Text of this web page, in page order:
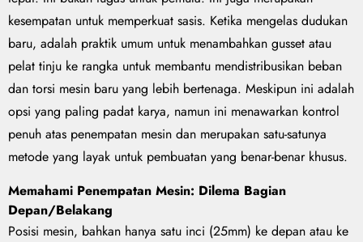
kesempatan untuk memperkuat sasis. Ketika mengelas dudukan
baru, adalah praktik umum untuk menambahkan gusset atau
pelat tinju ke rangka untuk membantu mendistribusikan beban
dan torsi mesin baru yang lebih bertenaga. Meskipun ini adalah
opsi yang paling padat karya, namun ini menawarkan kontrol
penuh atas penempatan mesin dan merupakan satu-satunya
metode yang layak untuk pembuatan yang benar-benar khusus.
Memahami Penempatan Mesin: Dilema Bagian
Depan/Belakang
Posisi mesin, bahkan hanya satu inci (25mm) ke depan atau ke